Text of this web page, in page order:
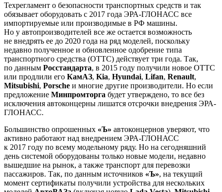
Техрегламент о безопасности транспортных средств и так
обязывает оборудовать с 2017 года ЭРА-ГЛОНАСС все
импортируемые или производимые в РФ машины.
Но у автопроизводителей все же остается возможность
не внедрять ее до 2020 года на ряд моделей, поскольку
недавно полученное и обновленное одобрение типа
транспортного средства (ОТТС) действует три года. Так,
по данным Росстандарта, в 2015 году получили новое ОТТС
или продлили его КамАЗ, Kia, Hyundai, Lifan, Renault,
Mitsubishi, Porsche и многие другие производители. Но если
предложение Минпромторга будет утверждено, то все без
исключения автоконцерны лишатся отсрочки внедрения ЭРА-
ГЛОНАСС.
Большинство опрошенных «Ъ» автоконцернов уверяют, что
активно работают над внедрением ЭРА-ГЛОНАСС
к 2017 году по всему модельному ряду. Но на сегодняшний
день системой оборудованы только новые модели, недавно
вышедшие на рынок, а также транспорт для перевозки
пассажиров. Так, по данным источников «Ъ», на текущий
момент сертификаты получили устройства для нескольких